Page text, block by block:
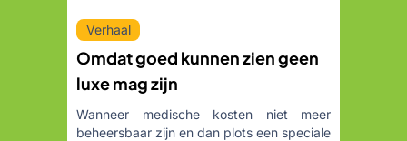
Verhaal
Omdat goed kunnen zien geen
luxe mag zijn
Wanneer medische kosten niet meer
beheersbaar zijn en dan plots een speciale